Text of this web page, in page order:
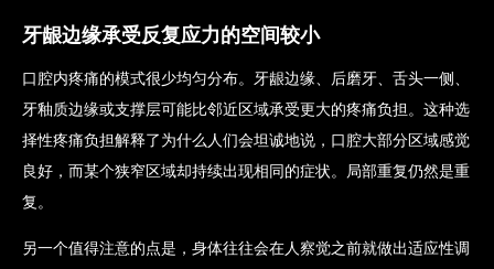
牙龈边缘承受反复应力的空间较小
口腔内疼痛的模式很少均匀分布。牙龈边缘、后磨牙、舌头一侧、
牙釉质边缘或支撑层可能比邻近区域承受更大的疼痛负担。这种选
择性疼痛负担解释了为什么人们会坦诚地说，口腔大部分区域感觉
良好，而某个狭窄区域却持续出现相同的症状。局部重复仍然是重
复。
另一个值得注意的点是，身体往往会在人察觉之前就做出适应性调